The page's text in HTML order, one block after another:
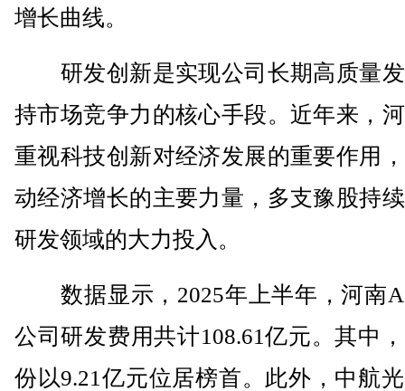
增长曲线。
研发创新是实现公司长期高质量
持市场竞争力的核心手段。近年来，
重视科技创新对经济发展的重要作用
动经济增长的主要力量，多支豫股持
研发领域的大力投入。
数据显示，2025年上半年，河南A
公司研发费用共计108.61亿元。其中
份以9.21亿元位居榜首。此外，中航